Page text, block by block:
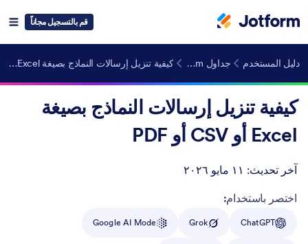
قم بالتسجيل مجاناً
دليل المستخدم جداول Jotform كيفية تنزيل إرسالات النماذج بصيغة Excel أو CSV أو PDF
كيفية تنزيل إرسالات النماذج بصيغة
Excel أو CSV أو PDF
آخر تحديث:
Post ID
اختصر باستخدام:
ChatGPT
Grok
Google AI Mode